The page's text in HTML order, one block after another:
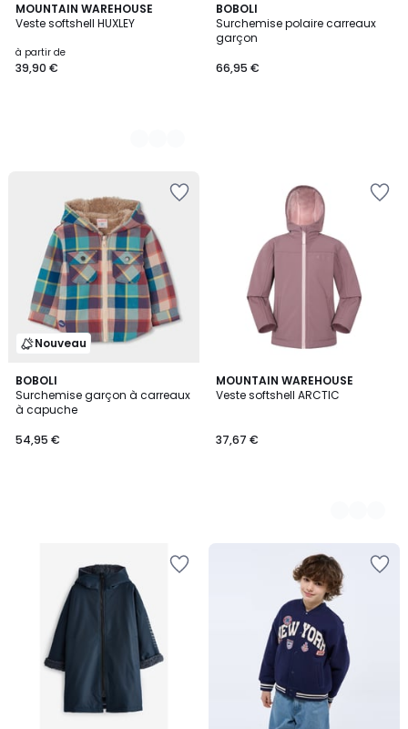
MOUNTAIN WAREHOUSE
Veste softshell HUXLEY
à partir de
39,90 €
2
Couleurs
BOBOLI
Surchemise polaire carreaux
garçon
66,95 €
Nouveau
BOBOLI
Surchemise garçon à carreaux
à capuche
54,95 €
MOUNTAIN WAREHOUSE
Veste softshell ARCTIC
37,67 €
2
Couleurs